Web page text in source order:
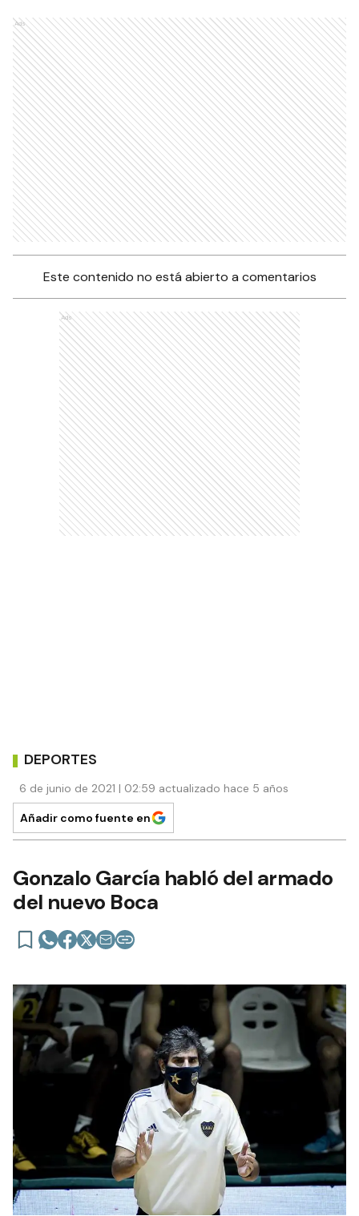
Ads
Este contenido no está abierto a comentarios
Ads
DEPORTES
6 de junio de 2021 | 02:59 actualizado hace 5 años
Añadir como fuente en
Gonzalo García habló del armado
del nuevo Boca